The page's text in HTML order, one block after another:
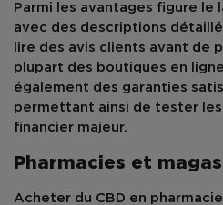
Parmi les avantages figure le
avec des descriptions
lire des avis clients avant de
plupart des boutiques en
également des garanties
permettant ainsi de tester
financier majeur.
Pharmacies et
Acheter du CBD en